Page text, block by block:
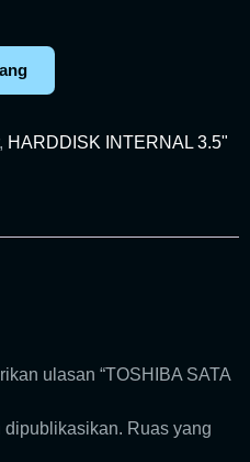
, HARDDISK INTERNAL 3.5"
ulasan “TOSHIBA SATA
dipublikasikan. Ruas yang